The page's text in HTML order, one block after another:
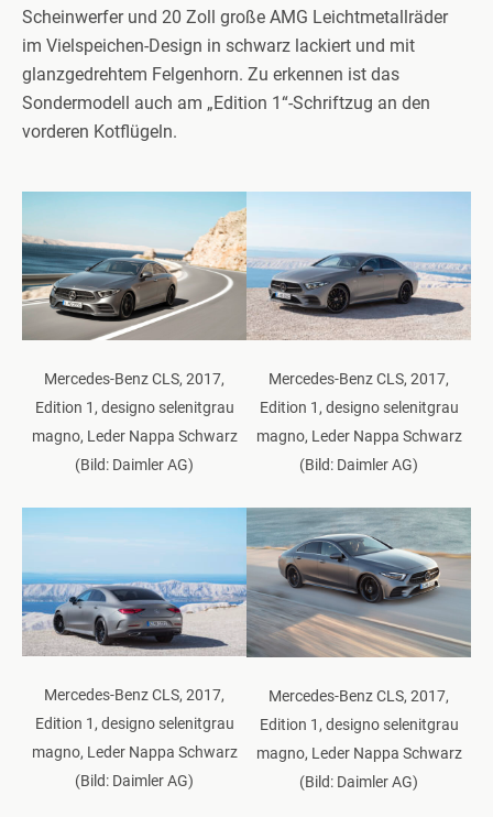
Scheinwerfer und 20 Zoll große AMG Leichtmetallräder
im Vielspeichen-Design in schwarz lackiert und mit
glanzgedrehtem Felgenhorn. Zu erkennen ist das
Sondermodell auch am „Edition 1“-Schriftzug an den
vorderen Kotflügeln.
Mercedes-Benz CLS, 2017,
Edition 1, designo selenitgrau
magno, Leder Nappa Schwarz
(Bild: Daimler AG)
Mercedes-Benz CLS, 2017,
Edition 1, designo selenitgrau
magno, Leder Nappa Schwarz
(Bild: Daimler AG)
Mercedes-Benz CLS, 2017,
Edition 1, designo selenitgrau
magno, Leder Nappa Schwarz
(Bild: Daimler AG)
Mercedes-Benz CLS, 2017,
Edition 1, designo selenitgrau
magno, Leder Nappa Schwarz
(Bild: Daimler AG)